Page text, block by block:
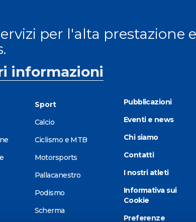
per l'alta prestazione
informazioni
Sport
Calcio
Ciclismo e MTB
Motorsports
Pallacanestro
Podismo
Scherma
Pubblicazioni
Eventi e news
Chi siamo
Contatti
I nostri atleti
Informativa sui
Cookie
Preferenze